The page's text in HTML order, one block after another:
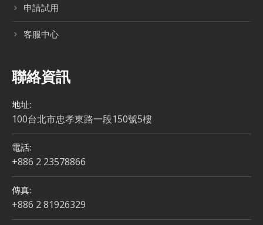
申請試用
客服中心
聯絡資訊
地址:
100台北市忠孝東路一段150號5樓
電話:
+886 2 23578866
傳真:
+886 2 81926329